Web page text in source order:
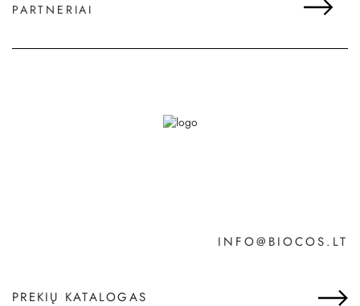
PARTNERIAI
INFO@BIOCOS.LT
PREKIŲ KATALOGAS